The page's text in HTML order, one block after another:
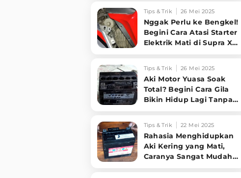
Tips & Trik 26 Mei 2025
Nggak Perlu ke Bengkel!
Begini Cara Atasi Starter
Elektrik Mati di Supra X
Tips & Trik 26 Mei 2025
Aki Motor Yuasa Soak
Total? Begini Cara Gila
Bikin Hidup Lagi Tanpa
Tips & Trik 22 Mei 2025
Rahasia Menghidupkan
Aki Kering yang Mati,
Caranya Sangat Mudah,